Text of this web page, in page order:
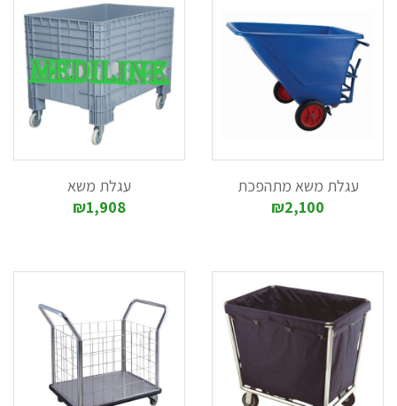
עגלת משא מתהפכת
₪2,100
עגלת משא
₪1,908